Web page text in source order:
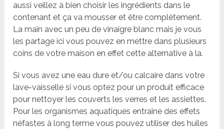
aussi veillez à bien choisir les ingrédients dans le
contenant et ça va mousser et être complètement.
La main avec un peu de vinaigre blanc mais je vous
les partage ici vous pouvez en mettre dans plusieurs
coins de votre maison en effet cette alternative à la.
Si vous avez une eau dure et/ou calcaire dans votre
lave-vaisselle si vous optez pour un produit efficace
pour nettoyer les couverts les verres et les assiettes.
Pour les organismes aquatiques entraîne des effets
néfastes à long terme vous pouvez utiliser des huiles